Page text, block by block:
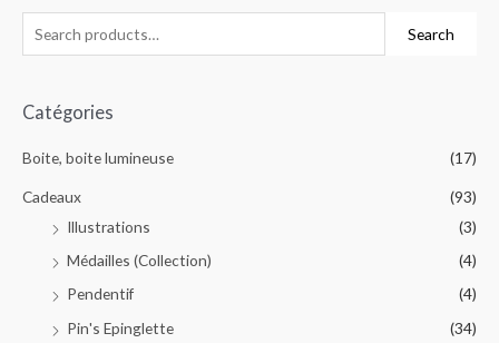
Search
Catégories
Boite, boite lumineuse (17)
Cadeaux
(93)
Illustrations
(3)
Médailles (Collection)
(4)
Pendentif
(4)
Pin's Epinglette
(34)